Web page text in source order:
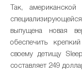
Так,
выпущена новая
обеспечить
своему детищу
составляет 249